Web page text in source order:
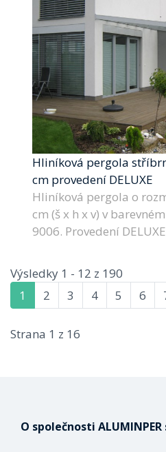
Hliníková pergola
cm provedení DELUXE
Hliníková pergola o
cm (š x h x v) v
9006. Provedení DELUXE
Výsledky 1 - 12 z 190
1
2 3 4 5 6
Strana 1 z 16
O společnosti ALUMINPER